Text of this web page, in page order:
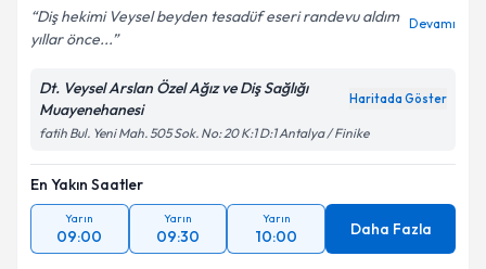
Diş hekimi Veysel beyden tesadüf eseri randevu aldım
yıllar önce...
Devamı
Dt. Veysel Arslan Özel Ağız ve Diş Sağlığı
Muayenehanesi
Haritada Göster
fatih Bul. Yeni Mah. 505 Sok. No: 20 K:1 D:1 Antalya / Finike
En Yakın Saatler
Yarın
09:00
Yarın
09:30
Yarın
10:00 Daha Fazla